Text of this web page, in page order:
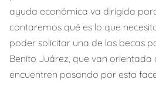
ayuda económica va dirigida
contaremos qué es lo que
poder solicitar una de las becas
Benito Juárez, que van orientada
encuentren pasando por esta